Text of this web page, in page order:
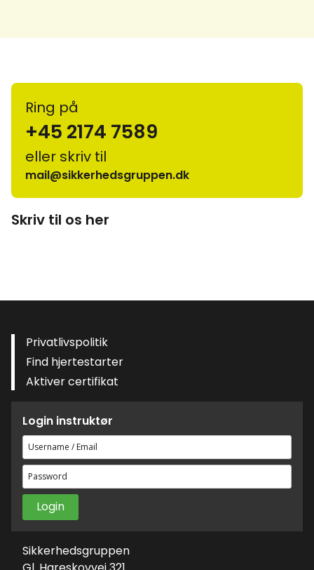
Ring på
+45 2174 7589
eller skriv til
mail@sikkerhedsgruppen.dk
Skriv til os her
Privatlivspolitik
Find hjertestarter
Aktiver certifikat
Login instruktør
Brugernavn
eller
e-
mailadresse
Adgangskode
Sikkerhedsgruppen